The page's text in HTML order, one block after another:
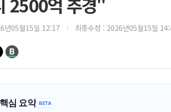
년05월15일 12:17 최종수정 : 2026년05월15일
심 요약 BETA